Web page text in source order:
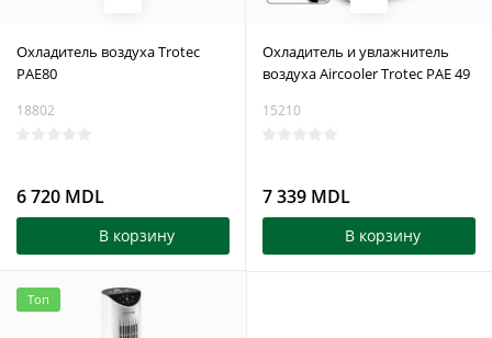
Охладитель воздуха Trotec
PAE80
18802
6 720 MDL
В корзину
Охладитель и увлажнитель
воздуха Aircooler Trotec PAE 49
15210
7 339 MDL
В корзину
Топ